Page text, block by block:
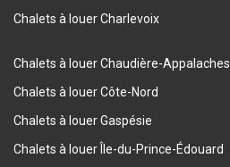
Chalets à louer Charlevoix
Chalets à louer Chaudière-Appalaches
Chalets à louer Côte-Nord
Chalets à louer Gaspésie
Chalets à louer Île-du-Prince-Édouard